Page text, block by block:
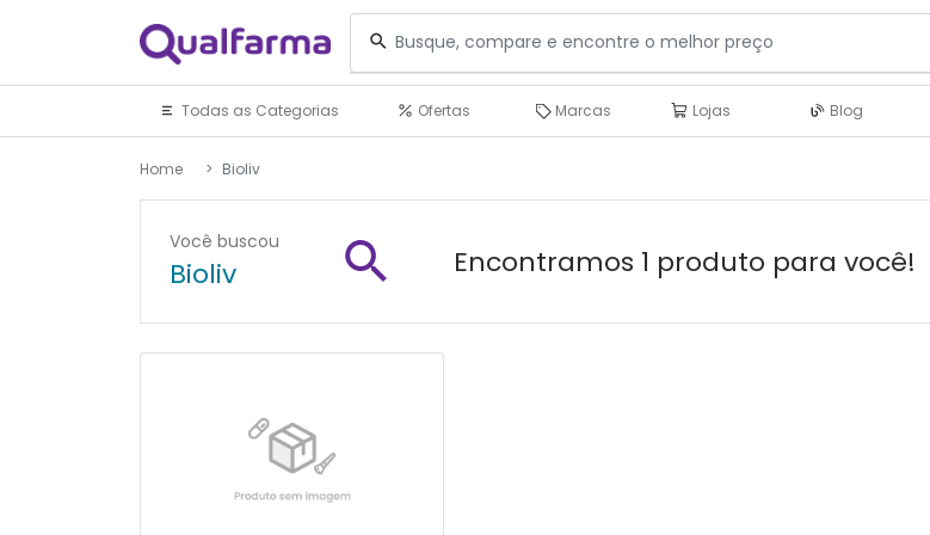
Todas as Categorias Ofertas Marcas Lojas Blog
Home Bioliv
Você buscou
Bioliv Encontramos 1 produto para você!